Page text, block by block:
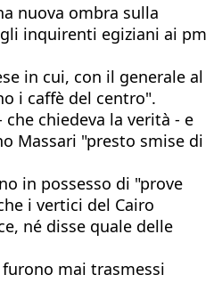
nuova ombra sulla
inquirenti egiziani ai pm
in cui, con il generale al
i caffè del centro".
chiedeva la verità - e
Massari "presto smise di
in possesso di "prove
i vertici del Cairo
né disse quale delle
mai trasmessi